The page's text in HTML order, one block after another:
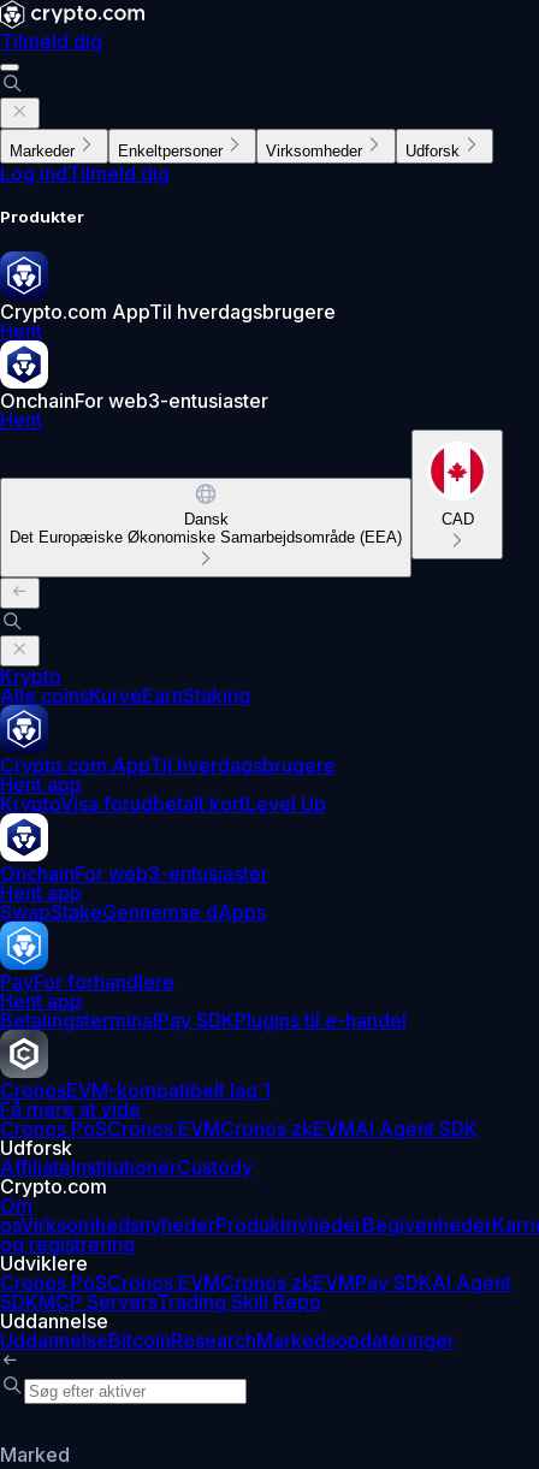
Tilmeld dig
Markeder Enkeltpersoner Virksomheder Udforsk
Log indTilmeld dig
Produkter
Crypto.com AppTil hverdagsbrugere
Hent
OnchainFor web3-entusiaster
Hent
Dansk
Det Europæiske Økonomiske Samarbejdsområde (EEA)
CAD
Krypto
Alle coinsKurveEarnStaking
Crypto.com AppTil hverdagsbrugere
Hent app
KryptoVisa forudbetalt kortLevel Up
OnchainFor web3-entusiaster
Hent app
SwapStakeGennemse dApps
PayFor forhandlere
Hent app
BetalingsterminalPay SDKPlugins til e-handel
CronosEVM-kompatibelt lag 1
Få mere at vide
Cronos PoSCronos EVMCronos zkEVMAI Agent SDK
Udforsk
AffiliateInstitutionerCustody
Crypto.com
Om
osVirksomhedsnyhederProduktnyhederBegivenheder
og registrering
Udviklere
Cronos PoSCronos EVMCronos zkEVMPay SDKAI Agent
SDKMCP ServersTrading Skill Repo
Uddannelse
UddannelseBitcoinResearchMarkedsopdateringer
Marked